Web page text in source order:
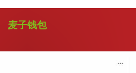
麦子钱包